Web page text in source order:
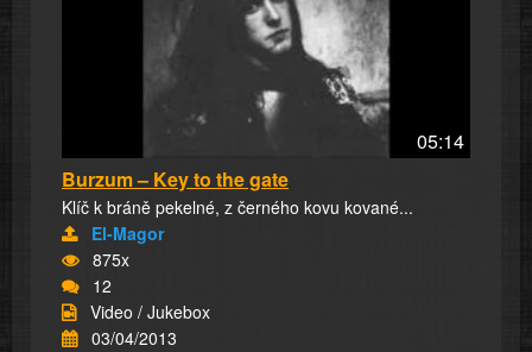
05:14
Burzum – Key to the gate
Klíč k bráně pekelné, z černého kovu kované...
El-Magor
875x
12
Video / Jukebox
03/04/2013